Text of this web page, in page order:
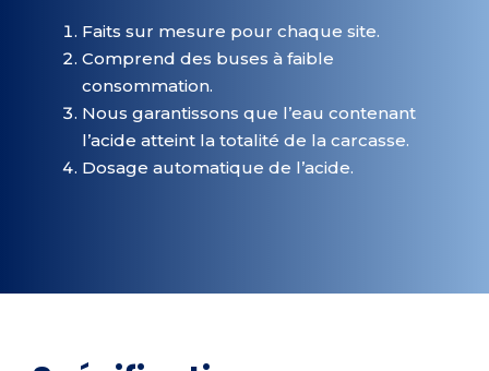
Faits sur mesure pour chaque site.
Comprend des buses à faible
consommation.
Nous garantissons que l’eau contenant
l’acide atteint la totalité de la carcasse.
Dosage automatique de l’acide.